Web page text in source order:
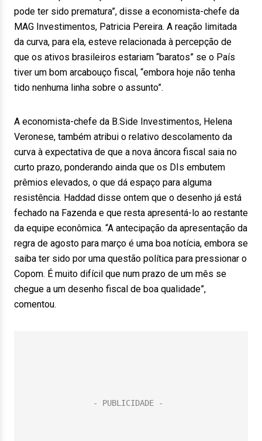
pode ter sido prematura”, disse a economista-chefe da
MAG Investimentos, Patricia Pereira. A reação limitada
da curva, para ela, esteve relacionada à percepção de
que os ativos brasileiros estariam “baratos” se o País
tiver um bom arcabouço fiscal, “embora hoje não tenha
tido nenhuma linha sobre o assunto”.
A economista-chefe da B.Side Investimentos, Helena
Veronese, também atribui o relativo descolamento da
curva à expectativa de que a nova âncora fiscal saia no
curto prazo, ponderando ainda que os DIs embutem
prêmios elevados, o que dá espaço para alguma
resistência. Haddad disse ontem que o desenho já está
fechado na Fazenda e que resta apresentá-lo ao restante
da equipe econômica. “A antecipação da apresentação da
regra de agosto para março é uma boa notícia, embora se
saiba ter sido por uma questão política para pressionar o
Copom. É muito difícil que num prazo de um mês se
chegue a um desenho fiscal de boa qualidade”,
comentou.